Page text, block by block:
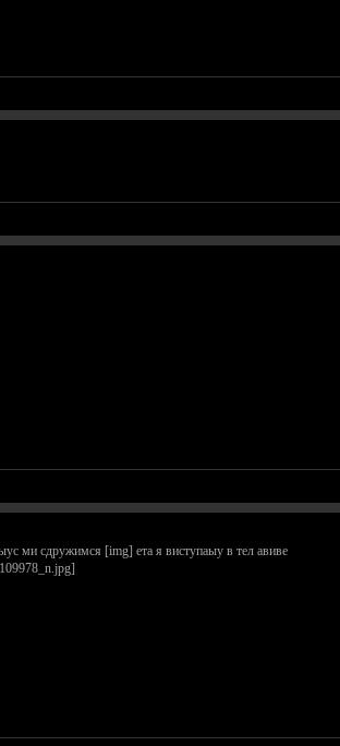
ми сдружимся [img] ета я виступаыу в тел авиве